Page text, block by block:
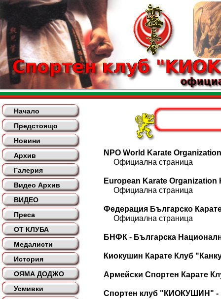
Начало
Предстоящо
Новини
Архив
Галерия
Видео Архив
ВИДЕО
Преса
ОТ КЛУБА
Медалисти
История
ОЯМА ДОДЖО
Усмивки
NPO World Karate
Официална страница
European Karate
Официална страница
Федерация Българско
Официална страница
БНФК - Българска
Киокушин Карате Клуб
Армейски Спортен Карате
Спортен клуб "КИОКУШИН"